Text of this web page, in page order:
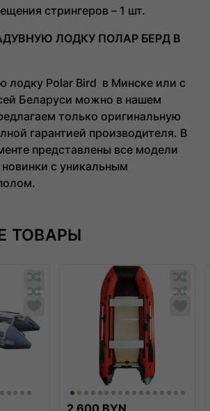
стрингеров – 1 шт.
ЛОДКУ ПОЛАР БЕРД В
лодку Polar Bird в Минске или с
Беларуси можно в нашем
только оригинальную
гарантией производителя. В
представлены все модели
с уникальным
ТОВАРЫ
список...
Обновляю
список